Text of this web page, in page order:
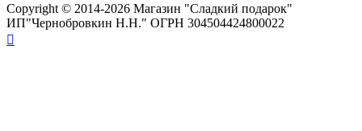
Copyright © 2014-2026 Магазин "Сладкий подарок"
ИП"Чернобровкин Н.Н." ОГРН 304504424800022
